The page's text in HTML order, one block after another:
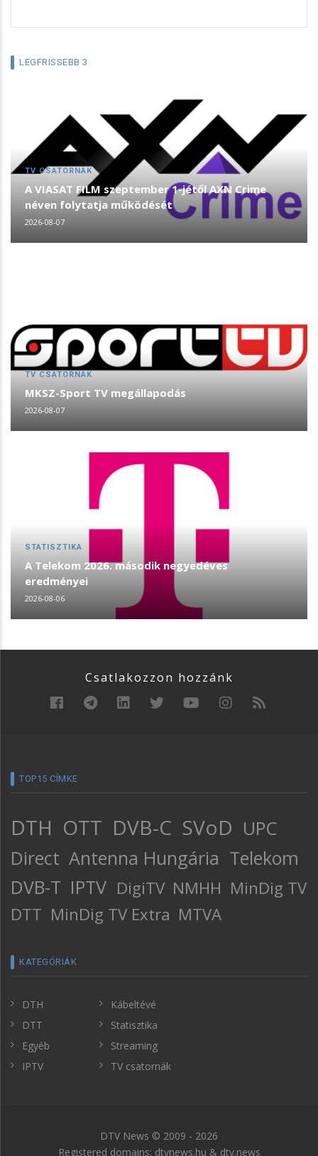
LEGFRISSEBB 3
TV CSATORNÁK
A VIASAT FILM szeptember 1-jétől AXN Crime
néven folytatja működését
2026-08-07
TV CSATORNÁK
MKSZ-Sport TV megállapodás
2026-08-07
STATISZTIKA
A Telekom 2026. második negyedéves
eredményei
2026-08-06
Csatlakozzon hozzánk
TOP15 CÍMKE
DTH OTT DVB-C SVoD UPC
Direct Antenna Hungária Telekom
DVB-T IPTV DigiTV NMHH MinDig TV
DTT MinDig TV Extra MTVA
KATEGÓRIÁK
DTH
DTT
Egyéb
IPTV
Kábeltévé
Statisztika
Streaming
TV csatornák
DTV News © 2009 - 2026
Registered domains: dtvnews.hu & dtv.news